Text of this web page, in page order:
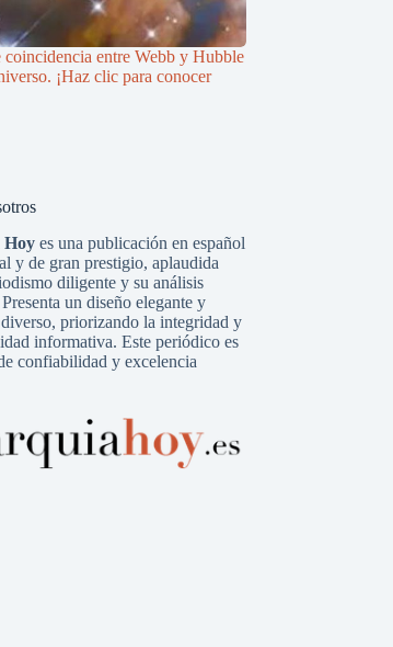
coincidencia entre Webb y Hubble
¡Haz clic para conocer
Hoyes una publicación en español
y de gran prestigio, aplaudida
diligente y su análisis
un diseño elegante y
priorizando la integridad y
informativa. Este periódico es
confiabilidad y excelencia